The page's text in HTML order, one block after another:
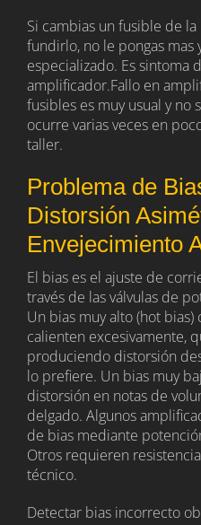
Si cambias un fusible de
fundirlo, no le pongas mas
especializado. Es sintoma
amplificador.Fallo en
fusibles es muy usual y no
ocurre varias veces en
taller.
Problema de
Distorsión
Envejecimiento
El bias es el ajuste de
través de las válvulas de
Un bias muy alto (hot bias)
calienten excesivamente,
produciendo distorsión
lo prefiere. Un bias muy
distorsión en notas de
delgado. Algunos
de bias mediante
Otros requieren
técnico.
Detectar bias incorrecto